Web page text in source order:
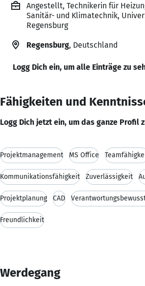
Angestellt, Technikerin für
Sanitär- und Klimatechnik,
Regensburg
Regensburg, Deutschland
Logg Dich ein, um alle Einträge zu
Fähigkeiten und
Logg Dich jetzt ein, um das ganze Profil
Projektmanagement MS Office
Kommunikationsfähigkeit Zuverlässigkeit
Projektplanung CAD
Freundlichkeit
Werdegang